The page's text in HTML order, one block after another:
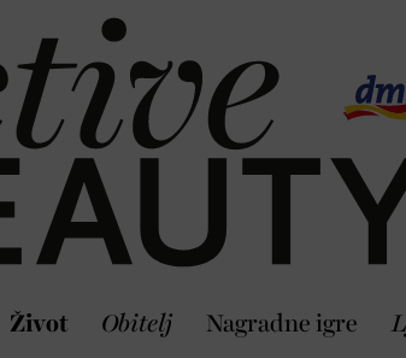
Život Obitelj Nagradne igre